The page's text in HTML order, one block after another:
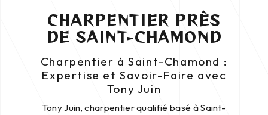
CHARPENTIER PRÈS
DE SAINT-CHAMOND
Charpentier à Saint-Chamond :
Expertise et Savoir-Faire avec
Tony Juin
Tony Juin, charpentier qualifié basé à Saint-